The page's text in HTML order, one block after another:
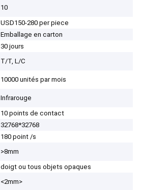
10
USD150-280 per piece
Emballage en carton
30 jours
T/T, L/C
10000 unités par mois
Infrarouge
10 points de contact
32768*32768
180 point /s
>8mm
doigt ou tous objets opaques
<2mm>